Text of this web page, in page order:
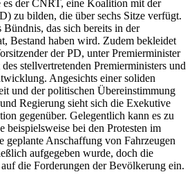
es der CNRT, eine Koalition mit der
zu bilden, die über sechs Sitze verfügt.
Bündnis, das sich bereits in der
Bestand haben wird. Zudem bekleidet
der PD, unter Premierminister
stellvertretenden Premierministers und
Angesichts einer soliden
und der politischen Übereinstimmung
Regierung sieht sich die Exekutive
gegenüber. Gelegentlich kann es zu
beispielsweise bei den Protesten im
geplante Anschaffung von Fahrzeugen
aufgegeben wurde, doch die
die Forderungen der Bevölkerung ein.